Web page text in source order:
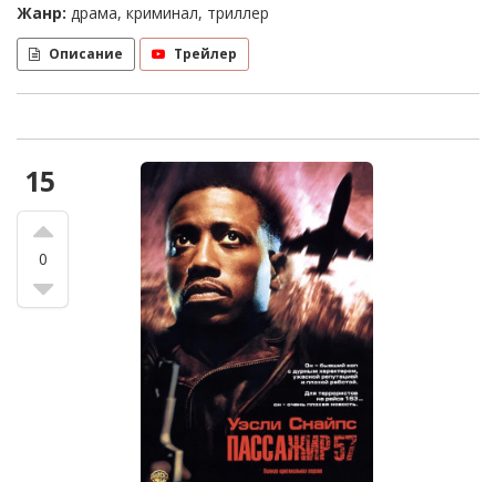
Жанр: драма, криминал, триллер
Описание Трейлер
15
0